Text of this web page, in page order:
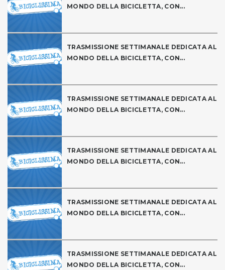
MONDO DELLA BICICLETTA, CON...
TRASMISSIONE SETTIMANALE DEDICATA AL
MONDO DELLA BICICLETTA, CON...
TRASMISSIONE SETTIMANALE DEDICATA AL
MONDO DELLA BICICLETTA, CON...
TRASMISSIONE SETTIMANALE DEDICATA AL
MONDO DELLA BICICLETTA, CON...
TRASMISSIONE SETTIMANALE DEDICATA AL
MONDO DELLA BICICLETTA, CON...
TRASMISSIONE SETTIMANALE DEDICATA AL
MONDO DELLA BICICLETTA, CON...